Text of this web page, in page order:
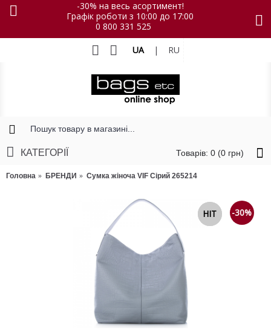
-30% на весь асортимент!
Графік роботи з 10:00 до 17:00
0 800 331 525
UA | RU
Товарів: 0 (0 грн)
КАТЕГОРІЇ
Головна БРЕНДИ Сумка жіноча VIF Сірий 265214
-30%
HIT
NEW